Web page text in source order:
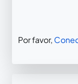
Por favor,